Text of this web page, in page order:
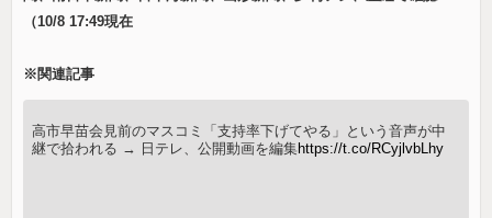
（10/8 17:49現在
※関連記事
高市早苗会見前のマスコミ「支持率下げてやる」という音声が中
継で拾われる → 日テレ、公開動画を編集https://t.co/RCyjlvbLhy